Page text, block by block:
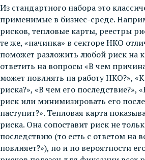
Из стандартного набора это
применимые в бизнес-среде.
рисков, тепловые карты, реестры
те же, «начинка» в секторе НКО
поможет разложить любой риск на
ответить на вопросы «В чем
может повлиять на работу НКО?»,
риска?», «В чем его последствие?»,
риск или минимизировать его
наступит?». Тепловая карта
риска. Она сопоставит риск не
последствию (то есть с ответом на
повлияет?»), но и по вероятности